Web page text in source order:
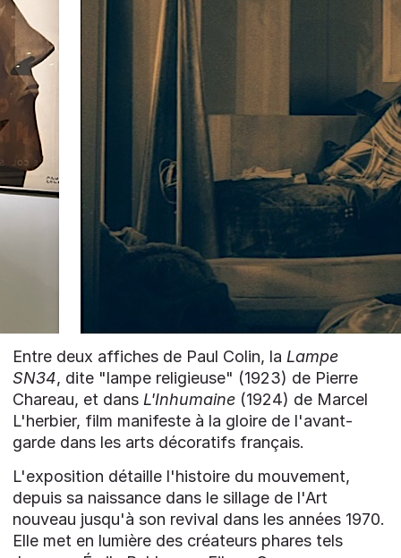
Entre deux affiches de Paul Colin, la Lampe
SN34, dite "lampe religieuse" (1923) de Pierre
Chareau, et dans L'Inhumaine (1924) de Marcel
L'herbier, film manifeste à la gloire de l'avant-
garde dans les arts décoratifs français.
L'exposition détaille l'histoire du mouvement,
depuis sa naissance dans le sillage de l'Art
nouveau jusqu'à son revival dans les années 1970.
Elle met en lumière des créateurs phares tels